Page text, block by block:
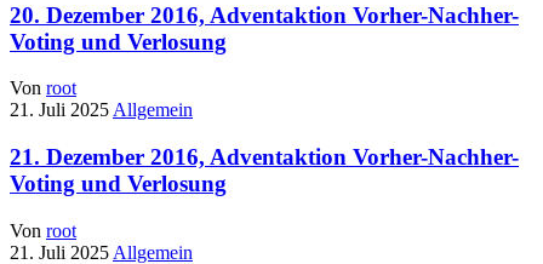
20. Dezember 2016, Adventaktion Vorher-Nachher-
Voting und Verlosung
Von root
21. Juli 2025 Allgemein
21. Dezember 2016, Adventaktion Vorher-Nachher-
Voting und Verlosung
Von root
21. Juli 2025 Allgemein